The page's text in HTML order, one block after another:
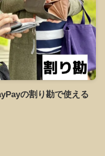
の割り勘で使える